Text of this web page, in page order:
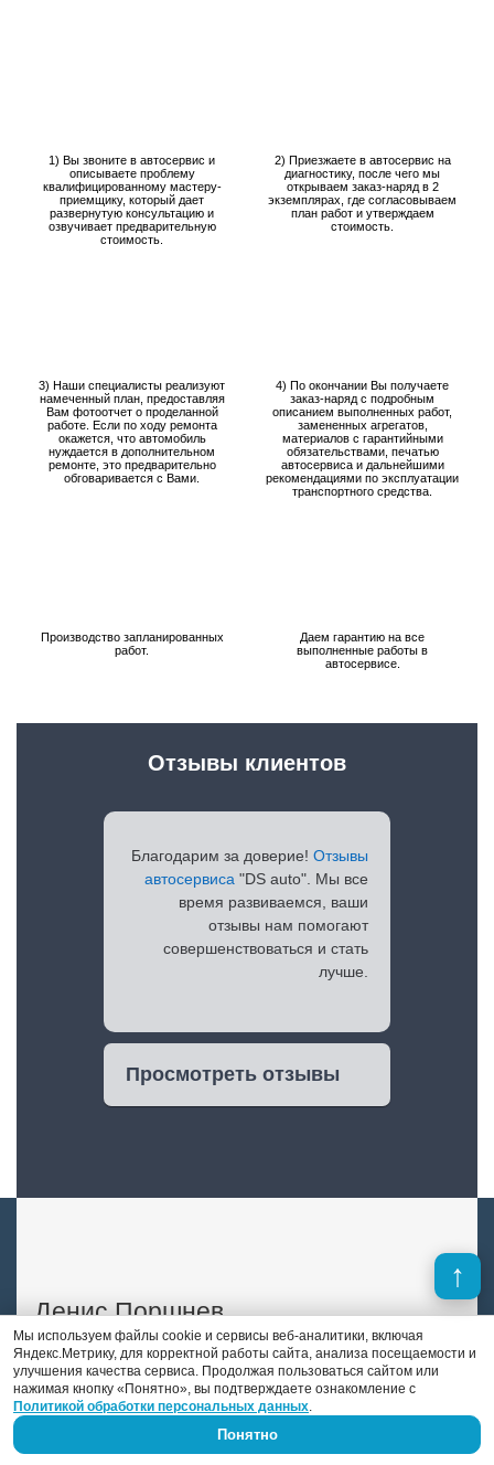
1) Вы звоните в автосервис и
описываете проблему
квалифицированному мастеру-
приемщику, который дает
развернутую консультацию и
озвучивает предварительную
стоимость.
2) Приезжаете в автосервис на
диагностику, после чего мы
открываем заказ-наряд в 2
экземплярах, где согласовываем
план работ и утверждаем
стоимость.
3) Наши специалисты реализуют
намеченный план, предоставляя
Вам фотоотчет о проделанной
работе. Если по ходу ремонта
окажется, что автомобиль
нуждается в дополнительном
ремонте, это предварительно
обговаривается с Вами.
4) По окончании Вы получаете
заказ-наряд с подробным
описанием выполненных работ,
замененных агрегатов,
материалов с гарантийными
обязательствами, печатью
автосервиса и дальнейшими
рекомендациями по эксплуатации
транспортного средства.
Производство запланированных
работ.
Даем гарантию на все
выполненные работы в
автосервисе.
Благодарим за доверие! Отзывы
автосервиса "DS auto". Мы все
время развиваемся, ваши
отзывы нам помогают
совершенствоваться и стать
лучше.
Просмотреть отзывы
Отзывы клиентов
Денис Поршнев
В отличие от многих конкурентов, в штате
«DS auto» есть опытный автоэлектрик-
диагност. Это Денис Поршнев, который
занимается автоэлектрикой уже 9 лет.
Мы используем файлы cookie и сервисы веб-аналитики, включая
Яндекс.Метрику, для корректной работы сайта, анализа посещаемости и
улучшения качества сервиса. Продолжая пользоваться сайтом или
нажимая кнопку «Понятно», вы подтверждаете ознакомление с
Политикой обработки персональных данных.
Понятно